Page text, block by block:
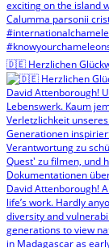
🇩🇪 Herzlichen